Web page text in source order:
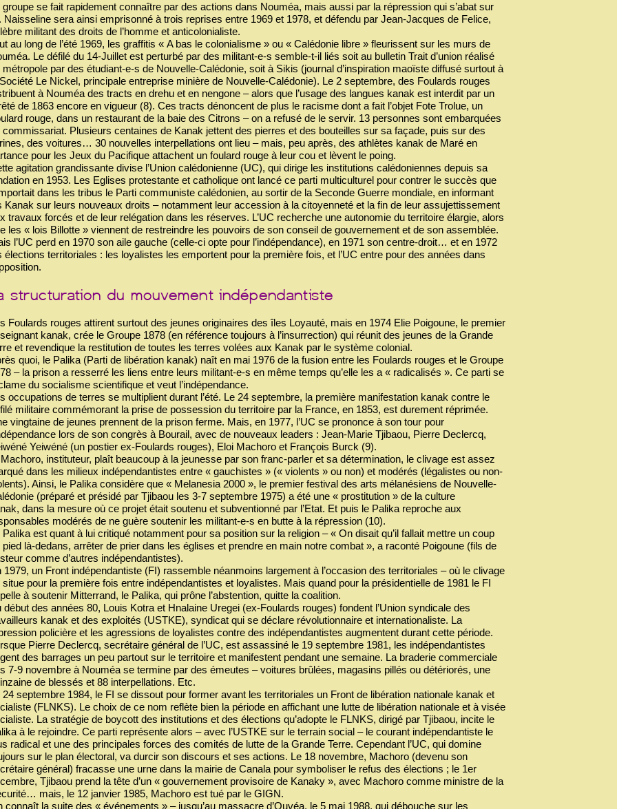
groupe se fait rapidement connaître par des actions dans Nouméa, mais aussi par la répression qui s’abat sur
Naisseline sera ainsi emprisonné à trois reprises entre 1969 et 1978, et défendu par Jean-Jacques de Felice,
militant des droits de l’homme et anticolonialiste.
au long de l’été 1969, les graffitis « A bas le colonialisme » ou « Calédonie libre » fleurissent sur les murs de
Le défilé du 14-Juillet est perturbé par des militant-e-s semble-t-il liés soit au bulletin Trait d’union réalisé
métropole par des étudiant-e-s de Nouvelle-Calédonie, soit à Sikis (journal d’inspiration maoïste diffusé surtout à
Le Nickel, principale entreprise minière de Nouvelle-Calédonie). Le 2 septembre, des Foulards rouges
à Nouméa des tracts en drehu et en nengone – alors que l’usage des langues kanak est interdit par un
de 1863 encore en vigueur (8). Ces tracts dénoncent de plus le racisme dont a fait l’objet Fote Trolue, un
rouge, dans un restaurant de la baie des Citrons – on a refusé de le servir. 13 personnes sont embarquées
commissariat. Plusieurs centaines de Kanak jettent des pierres et des bouteilles sur sa façade, puis sur des
des voitures… 30 nouvelles interpellations ont lieu – mais, peu après, des athlètes kanak de Maré en
pour les Jeux du Pacifique attachent un foulard rouge à leur cou et lèvent le poing.
agitation grandissante divise l’Union calédonienne (UC), qui dirige les institutions calédoniennes depuis sa
en 1953. Les Eglises protestante et catholique ont lancé ce parti multiculturel pour contrer le succès que
dans les tribus le Parti communiste calédonien, au sortir de la Seconde Guerre mondiale, en informant
Kanak sur leurs nouveaux droits – notamment leur accession à la citoyenneté et la fin de leur assujettissement
travaux forcés et de leur relégation dans les réserves. L’UC recherche une autonomie du territoire élargie, alors
les « lois Billotte » viennent de restreindre les pouvoirs de son conseil de gouvernement et de son assemblée.
l’UC perd en 1970 son aile gauche (celle-ci opte pour l’indépendance), en 1971 son centre-droit… et en 1972
élections territoriales : les loyalistes les emportent pour la première fois, et l’UC entre pour des années dans
Foulards rouges attirent surtout des jeunes originaires des îles Loyauté, mais en 1974 Elie Poigoune, le premier
kanak, crée le Groupe 1878 (en référence toujours à l’insurrection) qui réunit des jeunes de la Grande
et revendique la restitution de toutes les terres volées aux Kanak par le système colonial.
quoi, le Palika (Parti de libération kanak) naît en mai 1976 de la fusion entre les Foulards rouges et le Groupe
– la prison a resserré les liens entre leurs militant-e-s en même temps qu’elle les a « radicalisés ». Ce parti se
du socialisme scientifique et veut l’indépendance.
occupations de terres se multiplient durant l’été. Le 24 septembre, la première manifestation kanak contre le
militaire commémorant la prise de possession du territoire par la France, en 1853, est durement réprimée.
vingtaine de jeunes prennent de la prison ferme. Mais, en 1977, l’UC se prononce à son tour pour
lors de son congrès à Bourail, avec de nouveaux leaders : Jean-Marie Tjibaou, Pierre Declercq,
Yeiwéné (un postier ex-Foulards rouges), Eloi Machoro et François Burck (9).
instituteur, plaît beaucoup à la jeunesse par son franc-parler et sa détermination, le clivage est assez
dans les milieux indépendantistes entre « gauchistes » (« violents » ou non) et modérés (légalistes ou non-
Ainsi, le Palika considère que « Melanesia 2000 », le premier festival des arts mélanésiens de Nouvelle-
(préparé et présidé par Tjibaou les 3-7 septembre 1975) a été une « prostitution » de la culture
dans la mesure où ce projet était soutenu et subventionné par l’Etat. Et puis le Palika reproche aux
modérés de ne guère soutenir les militant-e-s en butte à la répression (10).
Palika est quant à lui critiqué notamment pour sa position sur la religion – « On disait qu’il fallait mettre un coup
pied là-dedans, arrêter de prier dans les églises et prendre en main notre combat », a raconté Poigoune (fils de
comme d’autres indépendantistes).
1979, un Front indépendantiste (FI) rassemble néanmoins largement à l’occasion des territoriales – où le clivage
situe pour la première fois entre indépendantistes et loyalistes. Mais quand pour la présidentielle de 1981 le FI
à soutenir Mitterrand, le Palika, qui prône l’abstention, quitte la coalition.
début des années 80, Louis Kotra et Hnalaine Uregei (ex-Foulards rouges) fondent l’Union syndicale des
kanak et des exploités (USTKE), syndicat qui se déclare révolutionnaire et internationaliste. La
policière et les agressions de loyalistes contre des indépendantistes augmentent durant cette période.
Pierre Declercq, secrétaire général de l’UC, est assassiné le 19 septembre 1981, les indépendantistes
des barrages un peu partout sur le territoire et manifestent pendant une semaine. La braderie commerciale
7-9 novembre à Nouméa se termine par des émeutes – voitures brûlées, magasins pillés ou détériorés, une
de blessés et 88 interpellations. Etc.
24 septembre 1984, le FI se dissout pour former avant les territoriales un Front de libération nationale kanak et
(FLNKS). Le choix de ce nom reflète bien la période en affichant une lutte de libération nationale et à visée
La stratégie de boycott des institutions et des élections qu’adopte le FLNKS, dirigé par Tjibaou, incite le
à le rejoindre. Ce parti représente alors – avec l’USTKE sur le terrain social – le courant indépendantiste le
radical et une des principales forces des comités de lutte de la Grande Terre. Cependant l’UC, qui domine
sur le plan électoral, va durcir son discours et ses actions. Le 18 novembre, Machoro (devenu son
général) fracasse une urne dans la mairie de Canala pour symboliser le refus des élections ; le 1er
Tjibaou prend la tête d’un « gouvernement provisoire de Kanaky », avec Machoro comme ministre de la
mais, le 12 janvier 1985, Machoro est tué par le GIGN.
connaît la suite des « événements » – jusqu’au massacre d’Ouvéa, le 5 mai 1988, qui débouche sur les